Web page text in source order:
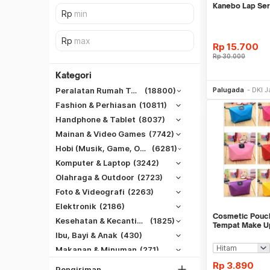
Kategori
Peralatan Rumah Tangga
(18800)
Fashion & Perhiasan (10811)
Handphone & Tablet (8037)
Mainan & Video Games (7742)
Hobi (Musik, Game, Otomotif, Dll)
(6281)
Komputer & Laptop (3242)
Olahraga & Outdoor (2723)
Foto & Videografi (2263)
Elektronik (2186)
Kesehatan & Kecantikan
(1825)
Ibu, Bayi & Anak (430)
Makanan & Minuman (271)
SiCepat REG
SiCepat BEST
SiCepat Gokil
SiCepat Halu
DKI Jakarta
Tangerang
Bekasi
Bogor
Kanebo Lap
Rp 15.700
Rp30.000
Palugada DKI
Cosmetic
Tempat Make
Rp 3.890